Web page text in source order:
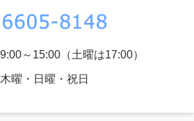
9:00～15:00（土曜は17:00）
木曜・日曜・祝日